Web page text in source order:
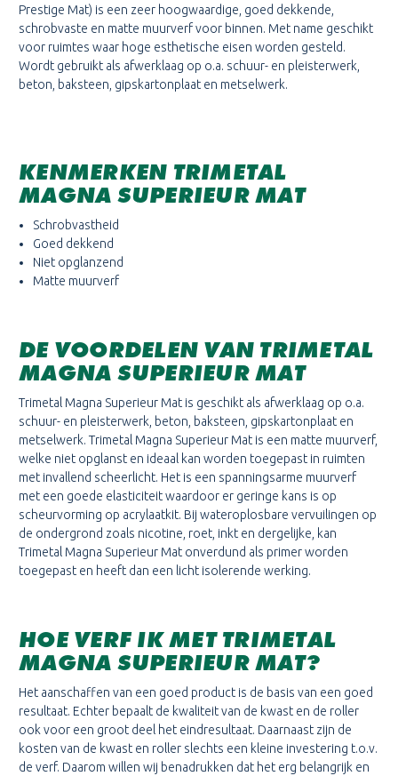
Prestige Mat) is een zeer hoogwaardige, goed dekkende,
schrobvaste en matte muurverf voor binnen. Met name geschikt
voor ruimtes waar hoge esthetische eisen worden gesteld.
Wordt gebruikt als afwerklaag op o.a. schuur- en pleisterwerk,
beton, baksteen, gipskartonplaat en metselwerk.
KENMERKEN TRIMETAL
MAGNA SUPERIEUR MAT
Schrobvastheid
Goed dekkend
Niet opglanzend
Matte muurverf
DE VOORDELEN VAN TRIMETAL
MAGNA SUPERIEUR MAT
Trimetal Magna Superieur Mat is geschikt als afwerklaag op o.a.
schuur- en pleisterwerk, beton, baksteen, gipskartonplaat en
metselwerk. Trimetal Magna Superieur Mat is een matte muurverf,
welke niet opglanst en ideaal kan worden toegepast in ruimten
met invallend scheerlicht. Het is een spanningsarme muurverf
met een goede elasticiteit waardoor er geringe kans is op
scheurvorming op acrylaatkit. Bij wateroplosbare vervuilingen op
de ondergrond zoals nicotine, roet, inkt en dergelijke, kan
Trimetal Magna Superieur Mat onverdund als primer worden
toegepast en heeft dan een licht isolerende werking.
HOE VERF IK MET TRIMETAL
MAGNA SUPERIEUR MAT?
Het aanschaffen van een goed product is de basis van een goed
resultaat. Echter bepaalt de kwaliteit van de kwast en de roller
ook voor een groot deel het eindresultaat. Daarnaast zijn de
kosten van de kwast en roller slechts een kleine investering t.o.v.
de verf. Daarom willen wij benadrukken dat het erg belangrijk en